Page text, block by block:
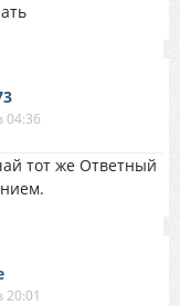
04:36
тот же Ответный
20:01